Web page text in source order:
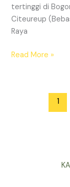
tertinggi di
Citeureup
Raya
Read More »
1